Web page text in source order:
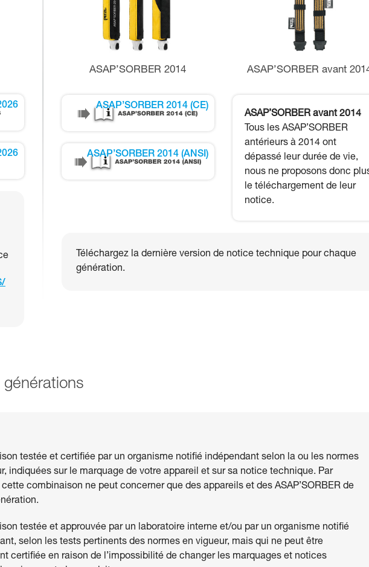
ASAP’SORBER 2014
ASAP’SORBER 2014 (CE)
ASAP’SORBER 2014 (ANSI)
ASAP’SORBER avant
ASAP’SORBER avant 2014
Tous les ASAP’SORBER
antérieurs à 2014 ont
dépassé leur durée de vie,
nous ne proposons donc
le téléchargement de leur
notice.
Téléchargez la dernière version de notice technique pour chaque
génération.
testée et certifiée par un organisme notifié indépendant selon la ou les normes
indiquées sur le marquage de votre appareil et sur sa notice technique. Par
combinaison ne peut concerner que des appareils et des ASAP’SORBER de
testée et approuvée par un laboratoire interne et/ou par un organisme notifié
selon les tests pertinents des normes en vigueur, mais qui ne peut être
certifiée en raison de l’impossibilité de changer les marquages et notices